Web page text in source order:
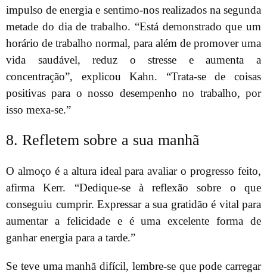
impulso de energia e sentimo-nos realizados na segunda
metade do dia de trabalho. “Está demonstrado que um
horário de trabalho normal, para além de promover uma
vida saudável, reduz o stresse e aumenta a
concentração”, explicou Kahn. “Trata-se de coisas
positivas para o nosso desempenho no trabalho, por
isso mexa-se.”
8. Refletem sobre a sua manhã
O almoço é a altura ideal para avaliar o progresso feito,
afirma Kerr. “Dedique-se à reflexão sobre o que
conseguiu cumprir. Expressar a sua gratidão é vital para
aumentar a felicidade e é uma excelente forma de
ganhar energia para a tarde.”
Se teve uma manhã difícil, lembre-se que pode carregar